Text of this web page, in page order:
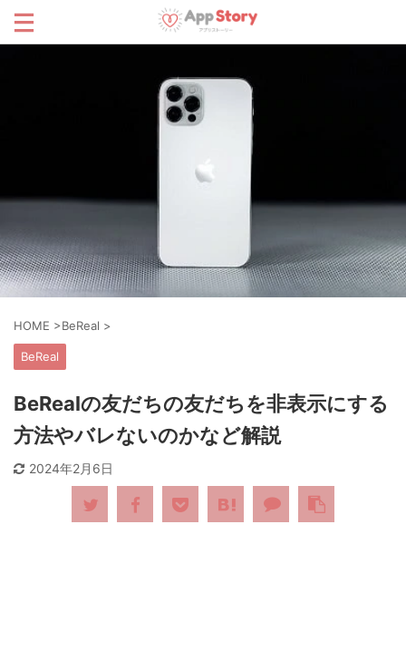
HOME >BeReal >
BeReal
BeRealの友だちの友だちを非表示にする
方法やバレないのかなど解説
2024年2月6日